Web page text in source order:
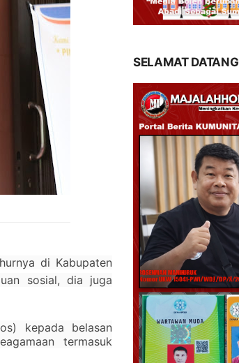
di Kabupaten
sosial, dia juga
kepada belasan
termasuk
SELAMAT DATANG